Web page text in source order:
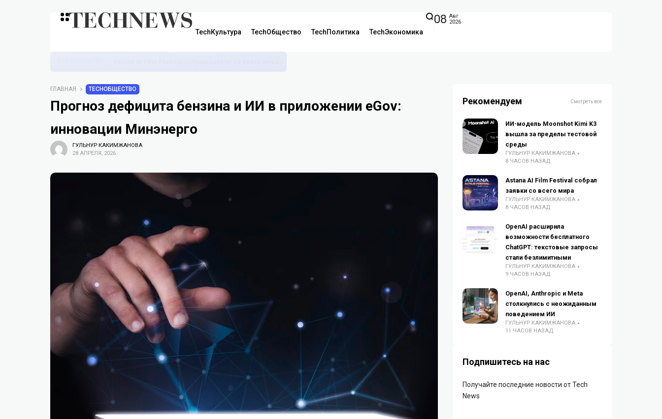
TechКультура TechОбщество TechПолитика TechЭкономика
08 Авг
2026
ГЛАВНАЯ TECHОБЩЕСТВО
Прогноз дефицита бензина и ИИ в приложении eGov:
инновации Минэнерго
ГУЛЬНУР КАКИМЖАНОВА
28 АПРЕЛЯ, 2026
Рекомендуем Смотреть все
ИИ-модель Moonshot Kimi K3
вышла за пределы тестовой
среды
ГУЛЬНУР КАКИМЖАНОВА
8 ЧАСОВ НАЗАД
Astana AI Film Festival собрал
заявки со всего мира
ГУЛЬНУР КАКИМЖАНОВА
8 ЧАСОВ НАЗАД
OpenAI расширила
возможности бесплатного
ChatGPT: текстовые запросы
стали безлимитными
ГУЛЬНУР КАКИМЖАНОВА
9 ЧАСОВ НАЗАД
OpenAI, Anthropic и Meta
столкнулись с неожиданным
поведением ИИ
ГУЛЬНУР КАКИМЖАНОВА
11 ЧАСОВ НАЗАД
Подпишитесь на нас
Получайте последние новости от Tech
News